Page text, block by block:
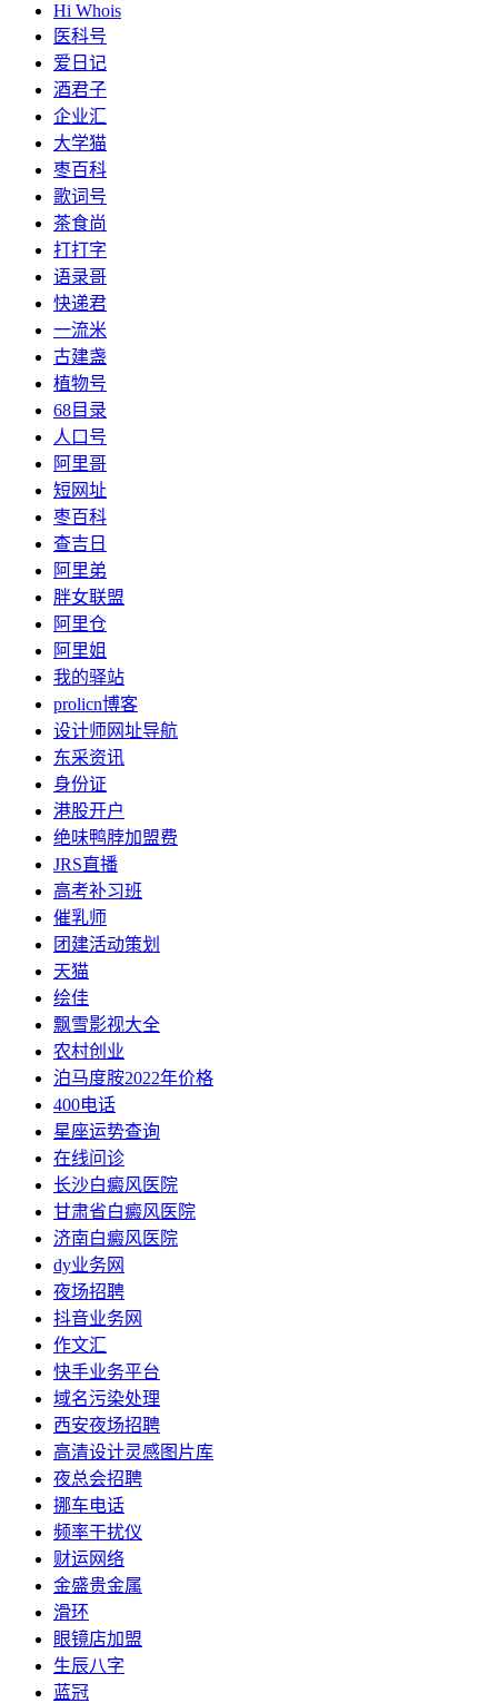
Hi Whois
医科号
爱日记
酒君子
企业汇
大学猫
枣百科
歌词号
茶食尚
打打字
语录哥
快递君
一流米
古建盏
植物号
68目录
人口号
阿里哥
短网址
枣百科
查吉日
阿里弟
胖女联盟
阿里仓
阿里姐
我的驿站
prolicn博客
设计师网址导航
东采资讯
身份证
港股开户
绝味鸭脖加盟费
JRS直播
高考补习班
催乳师
团建活动策划
天猫
绘佳
飘雪影视大全
农村创业
泊马度胺2022年价格
400电话
星座运势查询
在线问诊
长沙白癜风医院
甘肃省白癜风医院
济南白癜风医院
dy业务网
夜场招聘
抖音业务网
作文汇
快手业务平台
域名污染处理
西安夜场招聘
高清设计灵感图片库
夜总会招聘
挪车电话
频率干扰仪
财运网络
金盛贵金属
滑环
眼镜店加盟
生辰八字
蓝冠